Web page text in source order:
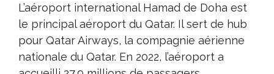
L’aéroport international Hamad de Doha est
le principal aéroport du Qatar. Il sert de hub
pour Qatar Airways, la compagnie aérienne
nationale du Qatar. En 2022, l’aéroport a